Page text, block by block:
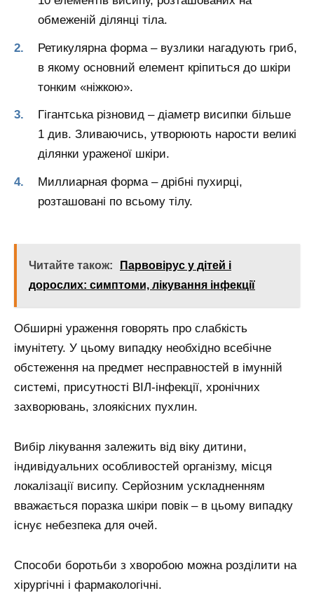
обмеженій ділянці тіла.
Ретикулярна форма – вузлики нагадують гриб,
в якому основний елемент кріпиться до шкіри
тонким «ніжкою».
Гігантська різновид – діаметр висипки більше
1 див. Зливаючись, утворюють нарости великі
ділянки ураженої шкіри.
Миллиарная форма – дрібні пухирці,
розташовані по всьому тілу.
Читайте також:
Парвовірус у дітей і
дорослих: симптоми, лікування інфекції
Обширні ураження говорять про слабкість
імунітету. У цьому випадку необхідно всебічне
обстеження на предмет несправностей в імунній
системі, присутності ВІЛ-інфекції, хронічних
захворювань, злоякісних пухлин.
Вибір лікування залежить від віку дитини,
індивідуальних особливостей організму, місця
локалізації висипу. Серйозним ускладненням
вважається поразка шкіри повік – в цьому випадку
існує небезпека для очей.
Способи боротьби з хворобою можна розділити на
хірургічні і фармакологічні.